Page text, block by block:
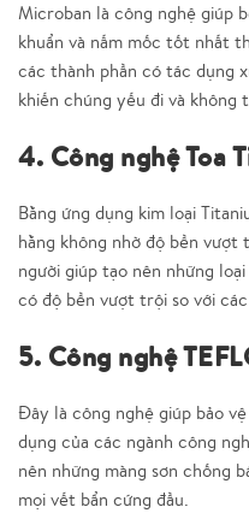
Microban là công nghệ giúp
khuẩn và nấm mốc tốt nhất
các thành phần có tác dụng
khiến chúng yếu đi và không
4. Công nghệ Toa
Bằng ứng dụng kim loại
hằng không nhờ độ bền vượt
người giúp tạo nên những
có độ bền vượt trội so với
5. Công nghệ
Đây là công nghệ giúp bảo
dụng của các ngành công
nên những màng sơn chống
mọi vết bẩn cứng đầu.